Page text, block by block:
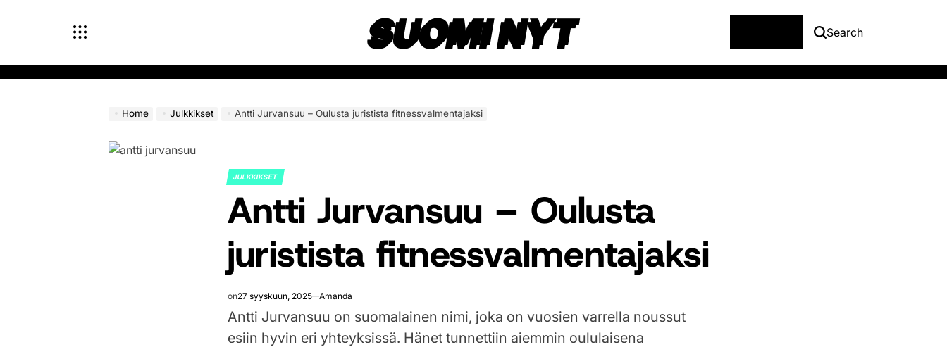
SUOMI NYT Search
Home Julkkikset Antti Jurvansuu – Oulusta juristista fitnessvalmentajaksi
POSTED
JULKKIKSET
Antti Jurvansuu – Oulusta
juristista fitnessvalmentajaksi
on27 syyskuun, 2025 Amanda
Antti Jurvansuu on suomalainen nimi, joka on vuosien varrella noussut
esiin hyvin eri yhteyksissä. Hänet tunnettiin aiemmin oululaisena